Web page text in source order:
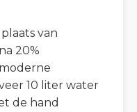
van
20%
10 liter water
de hand